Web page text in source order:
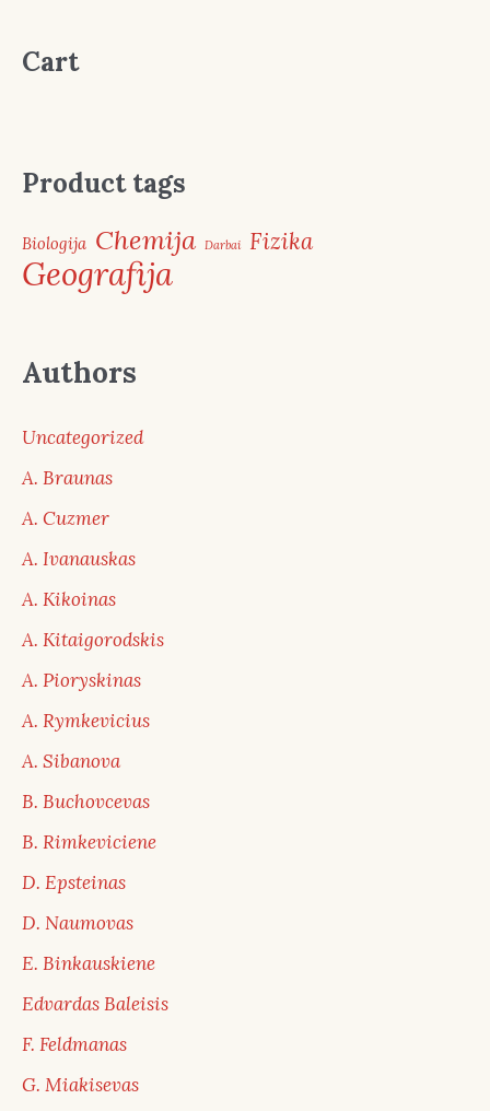
Cart
Product tags
Biologija Chemija Darbai Fizika
Geografija
Authors
Uncategorized
A. Braunas
A. Cuzmer
A. Ivanauskas
A. Kikoinas
A. Kitaigorodskis
A. Pioryskinas
A. Rymkevicius
A. Sibanova
B. Buchovcevas
B. Rimkeviciene
D. Epsteinas
D. Naumovas
E. Binkauskiene
Edvardas Baleisis
F. Feldmanas
G. Miakisevas